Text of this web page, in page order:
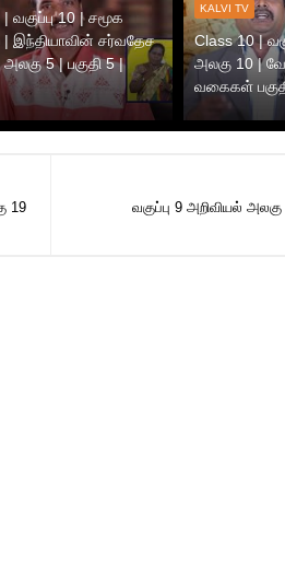
வகுப்பு 10 | சமூக
| இந்தியாவின் சர்வதேச
5 | பகுதி 5 |
KALVI TV
Class 10 |
அலகு 10 |
வகைகள்
வகுப்பு 9 அறிவியல்
19